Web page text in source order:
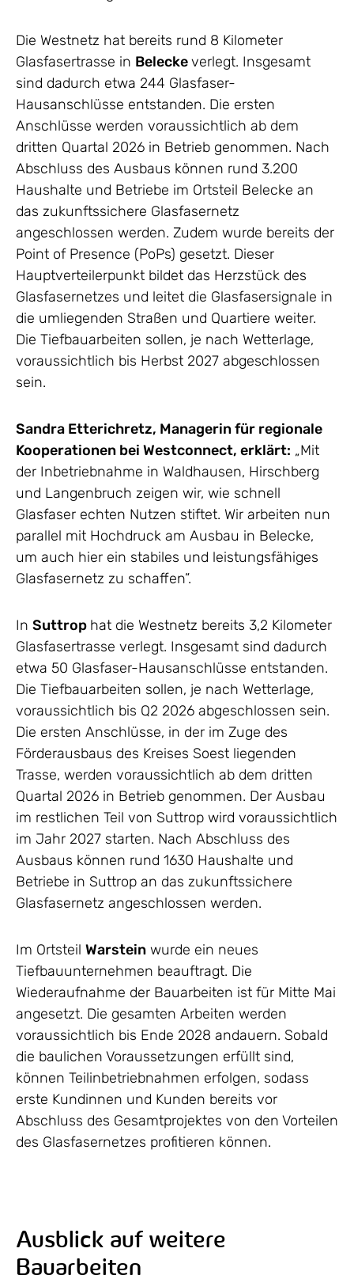
Die Westnetz hat bereits rund 8 Kilometer
Glasfasertrasse in Beleckeverlegt. Insgesamt
sind dadurch etwa 244 Glasfaser-
Hausanschlüsse entstanden. Die ersten
Anschlüsse werden voraussichtlich ab dem
dritten Quartal 2026 in Betrieb genommen. Nach
Abschluss des Ausbaus können rund 3.200
Haushalte und Betriebe im Ortsteil Belecke an
das zukunftssichere Glasfasernetz
angeschlossen werden. Zudem wurde bereits der
Point of Presence (PoPs) gesetzt. Dieser
Hauptverteilerpunkt bildet das Herzstück des
Glasfasernetzes und leitet die Glasfasersignale in
die umliegenden Straßen und Quartiere weiter.
Die Tiefbauarbeiten sollen, je nach Wetterlage,
voraussichtlich bis Herbst 2027 abgeschlossen
sein.
Sandra Etterichretz, Managerin für regionale
Kooperationen bei Westconnect, erklärt: „Mit
der Inbetriebnahme in Waldhausen, Hirschberg
und Langenbruch zeigen wir, wie schnell
Glasfaser echten Nutzen stiftet. Wir arbeiten nun
parallel mit Hochdruck am Ausbau in Belecke,
um auch hier ein stabiles und leistungsfähiges
Glasfasernetz zu schaffen”.
In Suttrop hat die Westnetz bereits 3,2 Kilometer
Glasfasertrasse verlegt. Insgesamt sind dadurch
etwa 50 Glasfaser-Hausanschlüsse entstanden.
Die Tiefbauarbeiten sollen, je nach Wetterlage,
voraussichtlich bis Q2 2026 abgeschlossen sein.
Die ersten Anschlüsse, in der im Zuge des
Förderausbaus des Kreises Soest liegenden
Trasse, werden voraussichtlich ab dem dritten
Quartal 2026 in Betrieb genommen. Der Ausbau
im restlichen Teil von Suttrop wird voraussichtlich
im Jahr 2027 starten. Nach Abschluss des
Ausbaus können rund 1630 Haushalte und
Betriebe in Suttrop an das zukunftssichere
Glasfasernetz angeschlossen werden.
Im Ortsteil Warstein wurde ein neues
Tiefbauunternehmen beauftragt. Die
Wiederaufnahme der Bauarbeiten ist für Mitte Mai
angesetzt. Die gesamten Arbeiten werden
voraussichtlich bis Ende 2028 andauern. Sobald
die baulichen Voraussetzungen erfüllt sind,
können Teilinbetriebnahmen erfolgen, sodass
erste Kundinnen und Kunden bereits vor
Abschluss des Gesamtprojektes von den Vorteilen
des Glasfasernetzes profitieren können.
Ausblick auf weitere
Bauarbeiten